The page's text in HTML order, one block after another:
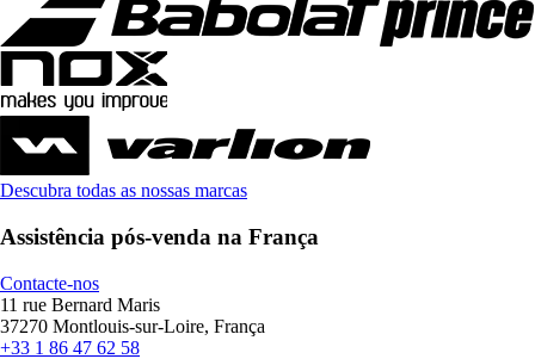
Descubra todas as nossas marcas
Assistência pós-venda na França
Contacte-nos
11 rue Bernard Maris
37270 Montlouis-sur-Loire, França
+33 1 86 47 62 58